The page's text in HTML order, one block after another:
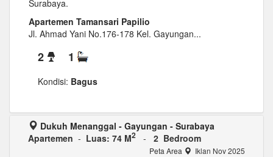
Surabaya.
Apartemen Tamansari Papilio
Jl. Ahmad Yani No.176-178 Kel. Gayungan...
2 1
Kondisi: Bagus
Dukuh Menanggal - Gayungan - Surabaya
Apartemen - Luas: 74 M2 - 2 Bedroom
Peta Area Iklan Nov 2025